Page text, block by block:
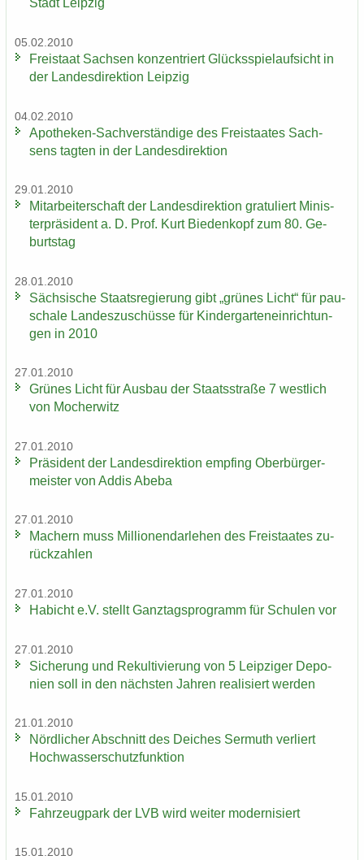
Stadt Leip­zig
05.02.2010
Frei­staat Sach­sen kon­zen­triert Glücks­spiel­auf­sicht in
der Lan­des­di­rek­ti­on Leip­zig
04.02.2010
Apotheken-​Sachverständige des Frei­staa­tes Sach­
sens tag­ten in der Lan­des­di­rek­ti­on
29.01.2010
Mit­ar­bei­ter­schaft der Lan­des­di­rek­ti­on gra­tu­liert Mi­nis­
ter­prä­si­dent a. D. Prof. Kurt Bie­den­kopf zum 80. Ge­
burts­tag
28.01.2010
Säch­si­sche Staats­re­gie­rung gibt „grü­nes Licht“ für pau­
scha­le Lan­des­zu­schüs­se für Kin­der­gar­ten­ein­rich­tun­
gen in 2010
27.01.2010
Grü­nes Licht für Aus­bau der Staats­stra­ße 7 west­lich
von Mo­cher­witz
27.01.2010
Prä­si­dent der Lan­des­di­rek­ti­on emp­fing Ober­bür­ger­
meis­ter von Addis Abeba
27.01.2010
Ma­chern muss Mil­lio­nen­dar­le­hen des Frei­staa­tes zu­
rück­zah­len
27.01.2010
Ha­bicht e.V. stellt Ganz­tags­pro­gramm für Schu­len vor
27.01.2010
Si­che­rung und Re­kul­ti­vie­rung von 5 Leip­zi­ger De­po­
nien soll in den nächs­ten Jah­ren rea­li­siert wer­den
21.01.2010
Nörd­li­cher Ab­schnitt des Dei­ches Ser­muth ver­liert
Hoch­was­ser­schutz­funk­ti­on
15.01.2010
Fahr­zeug­park der LVB wird wei­ter mo­der­ni­siert
15.01.2010